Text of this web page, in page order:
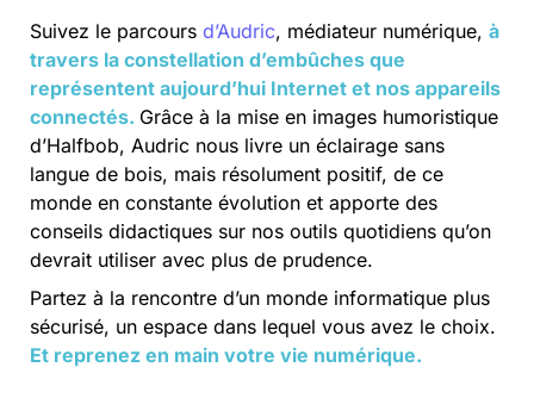
Suivez le parcours d’Audric, médiateur numérique, à
travers la constellation d’embûches que
représentent aujourd’hui Internet et nos appareils
connectés. Grâce à la mise en images humoristique
d’Halfbob, Audric nous livre un éclairage sans
langue de bois, mais résolument positif, de ce
monde en constante évolution et apporte des
conseils didactiques sur nos outils quotidiens qu’on
Partez à la rencontre d’un monde informatique plus
Et reprenez en main votre vie numérique.